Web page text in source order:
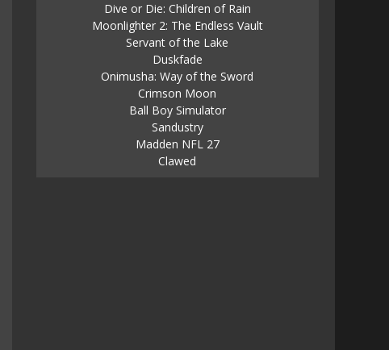
Dive or Die: Children of Rain
Moonlighter 2: The Endless Vault
Servant of the Lake
Duskfade
Onimusha: Way of the Sword
Crimson Moon
Ball Boy Simulator
Sandustry
Madden NFL 27
Clawed